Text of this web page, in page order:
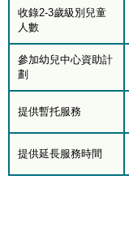
收錄2-3歲級別兒童
人數
參加幼兒中心資助計
劃
提供暫托服務
提供延長服務時間